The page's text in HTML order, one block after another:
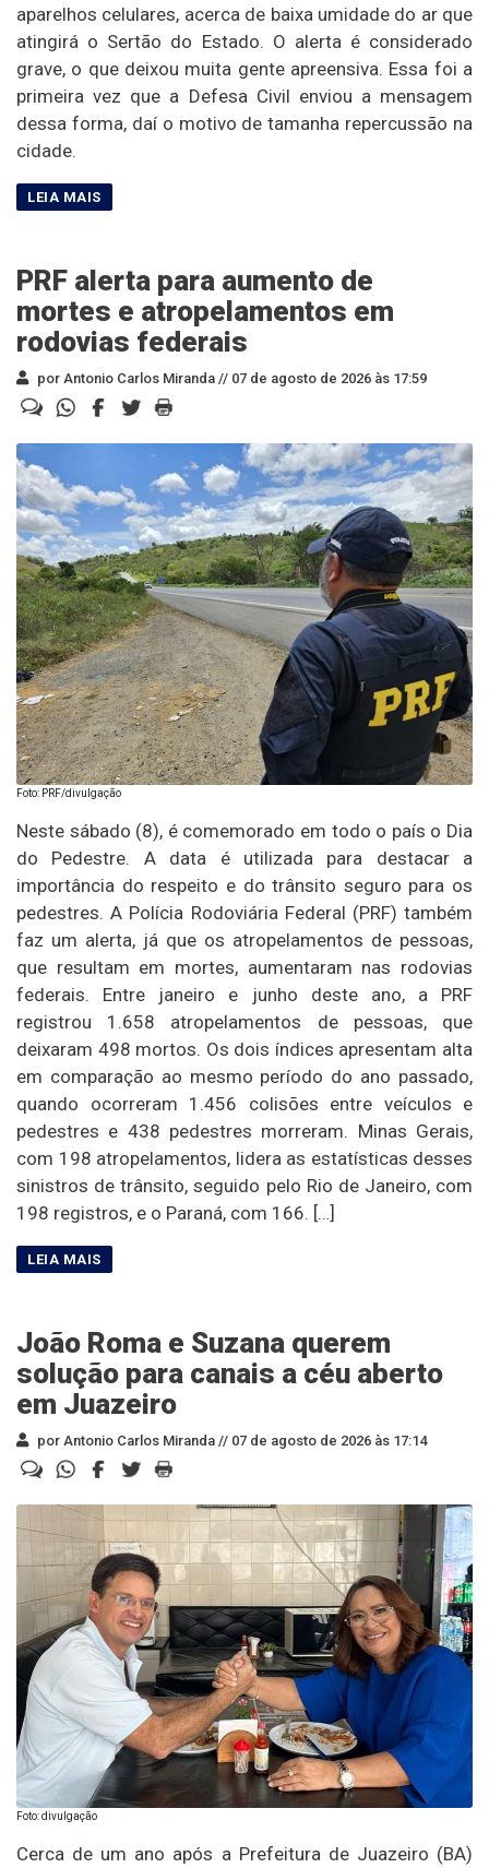
aparelhos celulares, acerca de baixa umidade do ar que
atingirá o Sertão do Estado. O alerta é considerado
grave, o que deixou muita gente apreensiva. Essa foi a
primeira vez que a Defesa Civil enviou a mensagem
dessa forma, daí o motivo de tamanha repercussão na
cidade.
PRF alerta para aumento de
mortes e atropelamentos em
rodovias federais
por Antonio Carlos Miranda // 07 de agosto de 2026 às 17:59
Foto: PRF/divulgação
Neste sábado (8), é comemorado em todo o país o Dia
do Pedestre. A data é utilizada para destacar a
importância do respeito e do trânsito seguro para os
pedestres. A Polícia Rodoviária Federal (PRF) também
faz um alerta, já que os atropelamentos de pessoas,
que resultam em mortes, aumentaram nas rodovias
federais. Entre janeiro e junho deste ano, a PRF
registrou 1.658 atropelamentos de pessoas, que
deixaram 498 mortos. Os dois índices apresentam alta
em comparação ao mesmo período do ano passado,
quando ocorreram 1.456 colisões entre veículos e
pedestres e 438 pedestres morreram. Minas Gerais,
com 198 atropelamentos, lidera as estatísticas desses
sinistros de trânsito, seguido pelo Rio de Janeiro, com
198 registros, e o Paraná, com 166. […]
João Roma e Suzana querem
solução para canais a céu aberto
em Juazeiro
por Antonio Carlos Miranda // 07 de agosto de 2026 às 17:14
Foto: divulgação
Cerca de um ano após a Prefeitura de Juazeiro (BA)